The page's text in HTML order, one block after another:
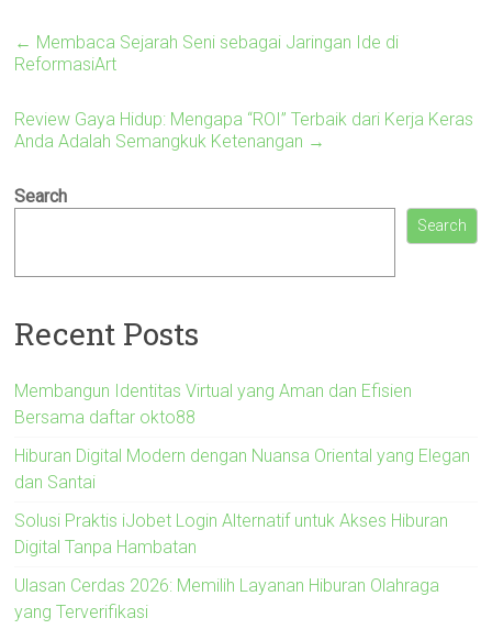
← Membaca Sejarah Seni sebagai Jaringan Ide di
ReformasiArt
Review Gaya Hidup: Mengapa “ROI” Terbaik dari Kerja Keras
Anda Adalah Semangkuk Ketenangan →
Search
Search
Recent Posts
Membangun Identitas Virtual yang Aman dan Efisien
Bersama daftar okto88
Hiburan Digital Modern dengan Nuansa Oriental yang Elegan
dan Santai
Solusi Praktis iJobet Login Alternatif untuk Akses Hiburan
Digital Tanpa Hambatan
Ulasan Cerdas 2026: Memilih Layanan Hiburan Olahraga
yang Terverifikasi